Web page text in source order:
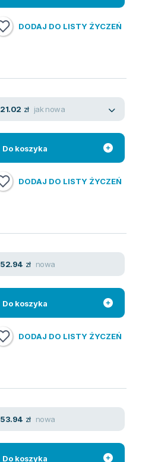
DODAJ DO LISTY ŻYCZEŃ
21.02 zł jak nowa
Do koszyka
DODAJ DO LISTY ŻYCZEŃ
52.94 zł nowa
Do koszyka
DODAJ DO LISTY ŻYCZEŃ
53.94 zł nowa
Do koszyka